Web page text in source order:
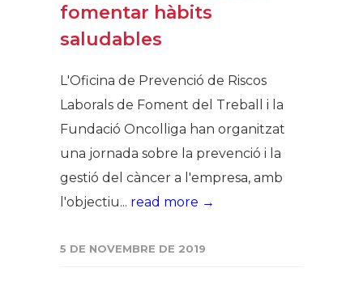
fomentar hàbits
saludables
L'Oficina de Prevenció de Riscos
Laborals de Foment del Treball i la
Fundació Oncolliga han organitzat
una jornada sobre la prevenció i la
gestió del càncer a l'empresa, amb
l'objectiu... read more →
5 DE NOVEMBRE DE 2019